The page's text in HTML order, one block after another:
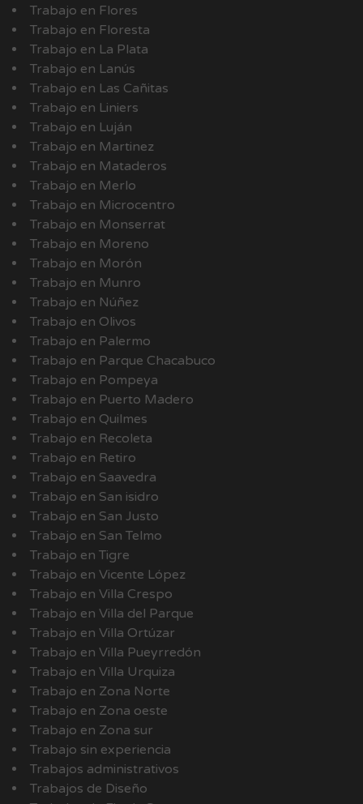
Trabajo en Flores
Trabajo en Floresta
Trabajo en La Plata
Trabajo en Lanús
Trabajo en Las Cañitas
Trabajo en Liniers
Trabajo en Luján
Trabajo en Martinez
Trabajo en Mataderos
Trabajo en Merlo
Trabajo en Microcentro
Trabajo en Monserrat
Trabajo en Moreno
Trabajo en Morón
Trabajo en Munro
Trabajo en Núñez
Trabajo en Olivos
Trabajo en Palermo
Trabajo en Parque Chacabuco
Trabajo en Pompeya
Trabajo en Puerto Madero
Trabajo en Quilmes
Trabajo en Recoleta
Trabajo en Retiro
Trabajo en Saavedra
Trabajo en San isidro
Trabajo en San Justo
Trabajo en San Telmo
Trabajo en Tigre
Trabajo en Vicente López
Trabajo en Villa Crespo
Trabajo en Villa del Parque
Trabajo en Villa Ortúzar
Trabajo en Villa Pueyrredón
Trabajo en Villa Urquiza
Trabajo en Zona Norte
Trabajo en Zona oeste
Trabajo en Zona sur
Trabajo sin experiencia
Trabajos administrativos
Trabajos de Diseño